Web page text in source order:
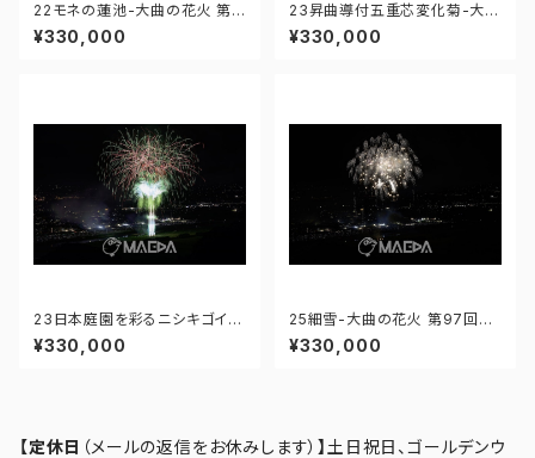
22モネの蓮池-大曲の花火 第9
7回全国花火競技大会 - 1766
71212071347
¥330,000
23昇曲導付五重芯変化菊-大曲
の花火 第97回全国花火競技大
会 - 176671212177980
¥330,000
23日本庭園を彩るニシキゴイ-
大曲の花火 第97回全国花火競
技大会 - 176671212121689
¥330,000
25細雪-大曲の花火 第97回全
国花火競技大会 - 176671212
319190
¥330,000
【定休日 （メールの返信をお休みします）】 土日祝日、ゴールデンウ